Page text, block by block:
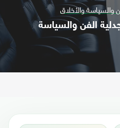
والسياسة والأخلاق
الفن والسياسة